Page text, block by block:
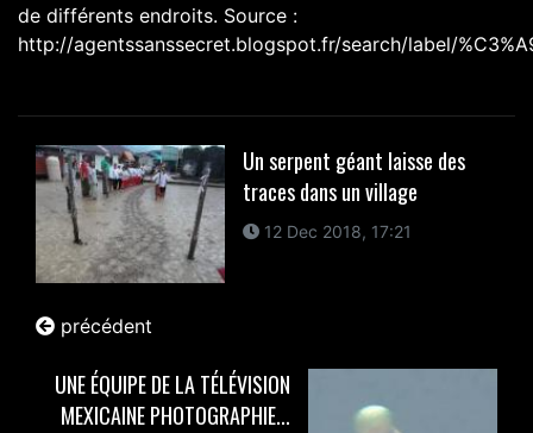
de différents endroits. Source :
http://agentssanssecret.blogspot.fr/search/label/
Un serpent géant laisse des
traces dans un village
12 Dec 2018, 17:21
précédent
UNE ÉQUIPE DE LA TÉLÉVISION
MEXICAINE PHOTOGRAPHIE...